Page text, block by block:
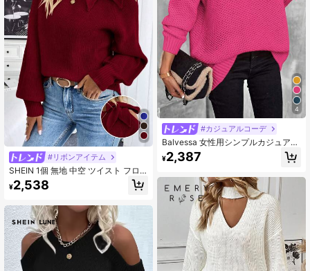
#リボンアイテム
SHEIN 1個 無地 中空 ツイスト フロ
ント ロングスリーブ セーター、ロン
グスリーブ ニットプルオーバー 秋冬
¥2,538
4
#カジュアルコーデ
Balvessa 女性用シンプルカジュアル
プルオーバーセーター、長袖トップ
ス、ニットプルオーバー 秋冬
¥2,387